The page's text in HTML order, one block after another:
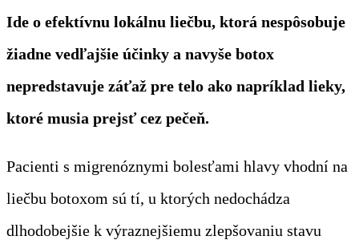
Ide o efektívnu lokálnu liečbu, ktorá nespôsobuje
žiadne vedľajšie účinky a navyše botox
nepredstavuje záťaž pre telo ako napríklad lieky,
ktoré musia prejsť cez pečeň.
Pacienti s migrenóznymi bolesťami hlavy vhodní na
liečbu botoxom sú tí, u ktorých nedochádza
dlhodobejšie k výraznejšiemu zlepšovaniu stavu